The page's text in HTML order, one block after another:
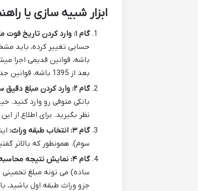
ابزار شبیه سازی یا
گام ۱: وارد کردن تاریخ فوت متوفی:
باشه، قوانین قدیمی اجرا
بعد از 1395 باشه، قوانین جدید رو در نظر می گیریم که همین نرخ هایی رو که گفتیم شامل میشه.
گام ۲: وارد کردن مبلغ دقیق سپرده/وجوه بانکی متوفی:
بانکی متوفی رو وارد کنید.
نظر بگیرید. برای اطلاع از
گام ۳: انتخاب طبقه وراث:
سوم). همونطور که بالاتر
گام ۴: نمایش نتیجه محاسبه:
جزو وراث طبقه اول باشید، با نرخ 3 درصد، مالیات تخمینی میشه 3